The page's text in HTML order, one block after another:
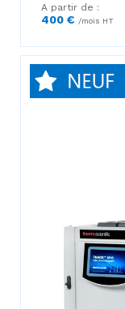
A partir de :
400 € /mois HT